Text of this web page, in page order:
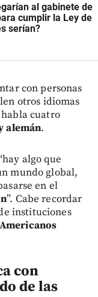
al gabinete de
cumplir la Ley de
serían?
con personas
otros idiomas
cuatro
alemán.
algo que
mundo global,
en el
”. Cabe recordar
instituciones
con
de las